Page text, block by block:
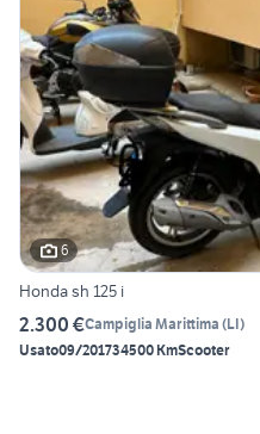
6
Honda sh 125 i
2.300 €Campiglia Marittima (LI)
Usato09/201734500 KmScooter